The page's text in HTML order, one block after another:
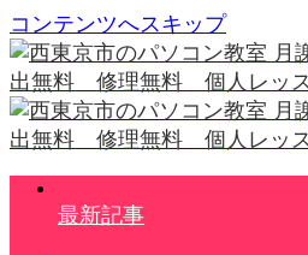
コンテンツへスキップ
最新記事